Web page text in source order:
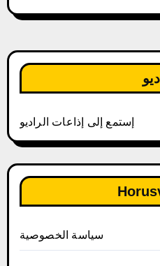
إستمع إلى إذاعات الراديو
سياسة الخصوصية